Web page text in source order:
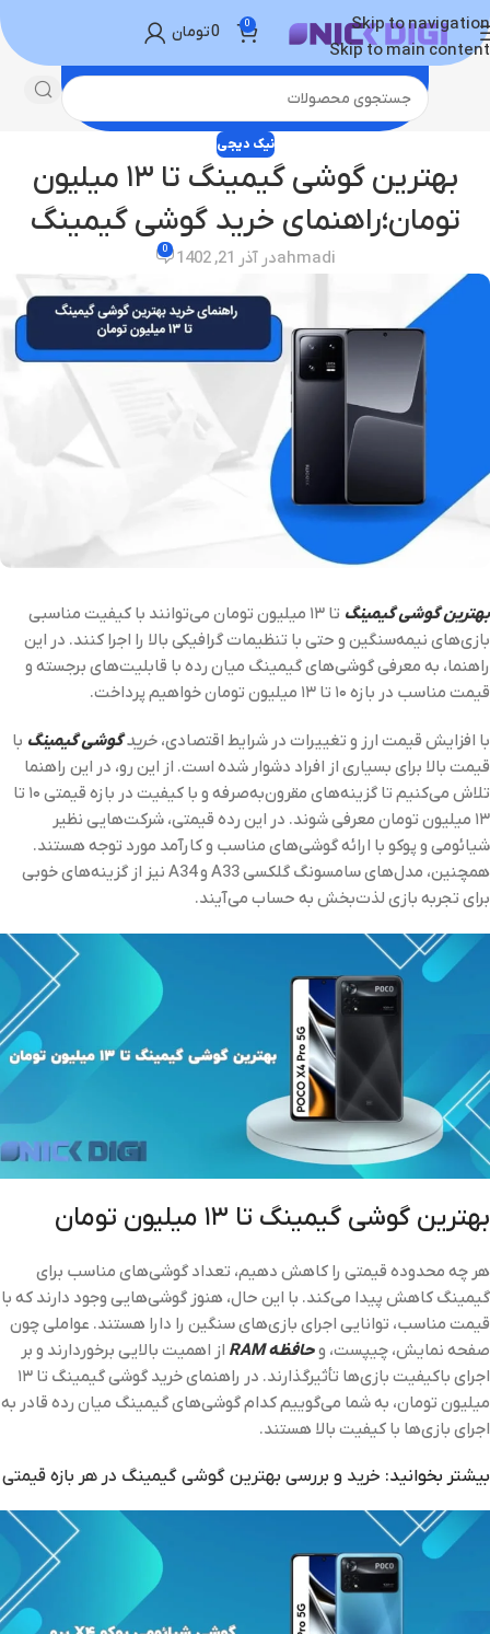
Skip to navigation
Skip to main content
0
0تومان
نیک دیجی
بهترین گوشی گیمینگ تا ۱۳ میلیون
تومان؛راهنمای خرید گوشی گیمینگ
ahmadiدر آذر 21, 1402 0
بهترین گوشی‌ گیمینگ
تا ۱۳ میلیون تومان می‌توانند با کیفیت مناسبی
بازی‌های نیمه‌سنگین و حتی با تنظیمات گرافیکی بالا را اجرا کنند. در این
راهنما، به معرفی گوشی‌های گیمینگ میان رده با قابلیت‌های برجسته و
قیمت مناسب در بازه ۱۰ تا ۱۳ میلیون تومان خواهیم پرداخت.
با افزایش قیمت ارز و تغییرات در شرایط اقتصادی، خرید گوشی‌ گیمینگ با
قیمت بالا برای بسیاری از افراد دشوار شده است. از این رو، در این راهنما
تلاش می‌کنیم تا گزینه‌های مقرون‌به‌صرفه و با کیفیت در بازه قیمتی ۱۰ تا
۱۳ میلیون تومان معرفی شوند. در این رده قیمتی، شرکت‌هایی نظیر
شیائومی و پوکو با ارائه گوشی‌های مناسب و کارآمد مورد توجه هستند.
همچنین، مدل‌های سامسونگ گلکسی A33 و A34 نیز از گزینه‌های خوبی
برای تجربه بازی لذت‌بخش به حساب می‌آیند.
بهترین گوشی گیمینگ تا ۱۳ میلیون تومان
هر چه محدوده قیمتی را کاهش دهیم، تعداد گوشی‌های مناسب برای
گیمینگ کاهش پیدا می‌کند. با این حال، هنوز گوشی‌هایی وجود دارند که با
قیمت مناسب، توانایی اجرای بازی‌های سنگین را دارا هستند. عواملی چون
صفحه نمایش، چیپست، وحافظه RAM
از اهمیت بالایی برخوردارند و بر
اجرای باکیفیت بازی‌ها تأثیرگذارند. در راهنمای خرید گوشی گیمینگ تا ۱۳
میلیون تومان، به شما می‌گوییم کدام گوشی‌های گیمینگ میان رده قادر به
اجرای بازی‌ها با کیفیت بالا هستند.
بیشتر بخوانید: خرید و بررسی بهترین گوشی گیمینگ در هر بازه قیمتی